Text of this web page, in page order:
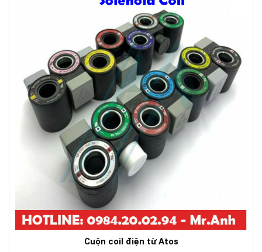
Cuộn coil điện từ Atos